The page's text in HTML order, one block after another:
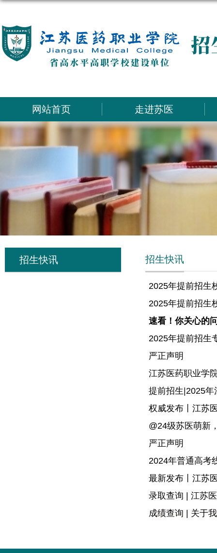
网站首页 走进苏医
招生快讯 招生快讯
2025年提前招生
2025年提前招生
速看！你关心的
2025年提前招生
严正声明
江苏医药职业学
提前招生|2025
权威发布丨江苏
@24级苏医萌新
严正声明
2024年普通高考
最新发布丨江苏
录取查询 | 江苏
成绩查询 | 关于